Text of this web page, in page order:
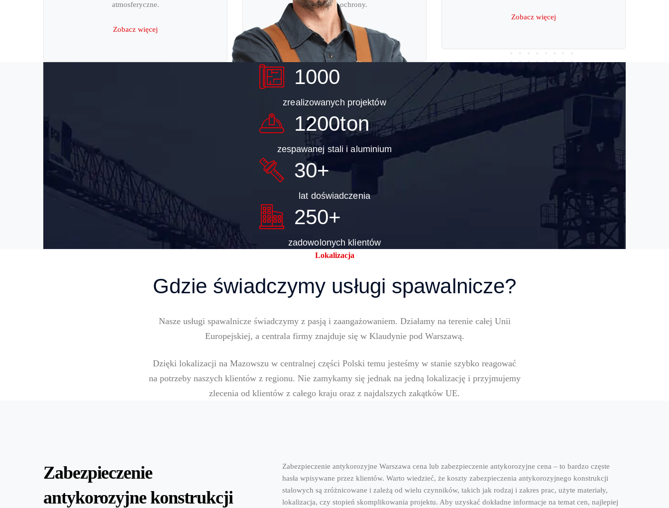
atmosferyczne.
Zobacz więcej
precyzyjnej ochrony.
Zobacz więcej
Zobacz więcej
1000
zrealizowanych projektów
1200ton
zespawanej stali i aluminium
30+
lat doświadczenia
250+
zadowolonych klientów
Lokalizacja
Gdzie świadczymy usługi spawalnicze?
Nasze usługi spawalnicze świadczymy z pasją i zaangażowaniem. Działamy na terenie całej Unii
Europejskiej, a centrala firmy znajduje się w Klaudynie pod Warszawą.
Dzięki lokalizacji na Mazowszu w centralnej części Polski temu jesteśmy w stanie szybko reagować
na potrzeby naszych klientów z regionu. Nie zamykamy się jednak na jedną lokalizację i przyjmujemy
zlecenia od klientów z całego kraju oraz z najdalszych zakątków UE.
Zabezpieczenie
antykorozyjne konstrukcji
Zabezpieczenie antykorozyjne Warszawa cena lub zabezpieczenie antykorozyjne cena – to bardzo częste
hasła wpisywane przez klientów. Warto wiedzieć, że koszty zabezpieczenia antykorozyjnego konstrukcji
stalowych są zróżnicowane i zależą od wielu czynników, takich jak rodzaj i zakres prac, użyte materiały,
lokalizacja, czy stopień skomplikowania projektu. Aby uzyskać dokładne informacje na temat cen, najlepiej